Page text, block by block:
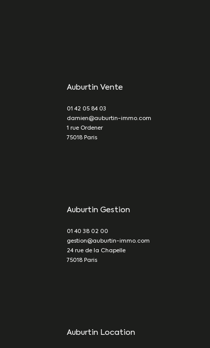
Auburtin Vente
01 42 05 84 03
damien@auburtin-immo.com
1 rue Ordener
75018
Paris
Auburtin Gestion
01 40 38 02 00
gestion@auburtin-immo.com
24 rue de la Chapelle
75018
Paris
Auburtin Location